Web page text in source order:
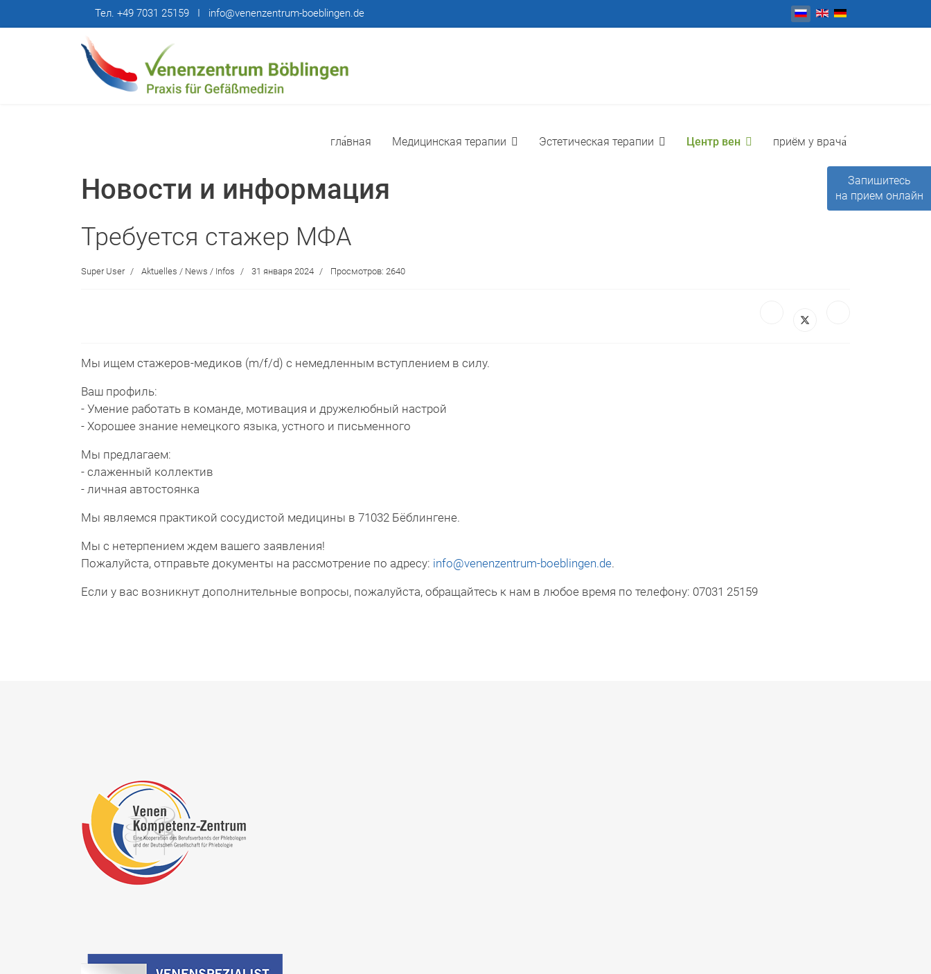
Тел. +49 7031 25159 I info@venenzentrum-boeblingen.de
Запишитесь
на прием онлайн
Выберите язык
гла́вная Медицинская терапии Эстетическая терапии Центр вен приём у врача́
Новости и информация
Требуется стажер МФА
Super User Aktuelles / News / Infos 31 января 2024 Просмотров: 2640
Мы ищем стажеров-медиков (m/f/d) с немедленным вступлением в силу.
Ваш профиль:
- Умение работать в команде, мотивация и дружелюбный настрой
- Хорошее знание немецкого языка, устного и письменного
Мы предлагаем:
- слаженный коллектив
- личная автостоянка
Мы являемся практикой сосудистой медицины в 71032 Бёблингене.
Мы с нетерпением ждем вашего заявления!
Пожалуйста, отправьте документы на рассмотрение по адресу: info@venenzentrum-boeblingen.de.
Если у вас возникнут дополнительные вопросы, пожалуйста, обращайтесь к нам в любое время по телефону: 07031 25159